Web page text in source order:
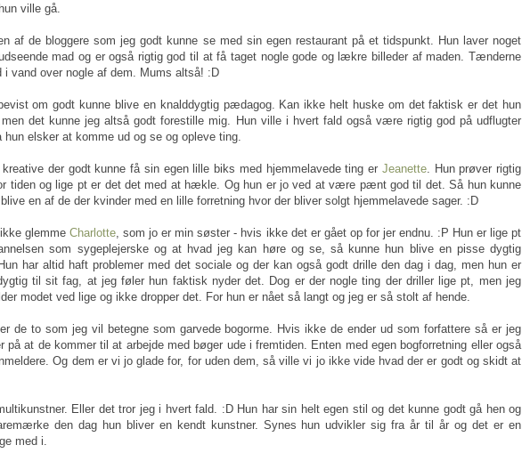
ville gå.
af de bloggere som jeg godt kunne se med sin egen restaurant på et tidspunkt. Hun laver noget
mad og er også rigtig god til at få taget nogle gode og lækre billeder af maden. Tænderne
i vand over nogle af dem. Mums altså! :D
om godt kunne blive en knalddygtig pædagog. Kan ikke helt huske om det faktisk er det hun
det kunne jeg altså godt forestille mig. Hun ville i hvert fald også være rigtig god på udflugter
hun elsker at komme ud og se og opleve ting.
der godt kunne få sin egen lille biks med hjemmelavede ting er Jeanette. Hun prøver rigtig
tiden og lige pt er det det med at hækle. Og hun er jo ved at være pænt god til det. Så hun kunne
en af de der kvinder med en lille forretning hvor der bliver solgt hjemmelavede sager. :D
glemmeCharlotte , som jo er min søster - hvis ikke det er gået op for jer endnu. :P Hun er lige pt
som sygeplejerske og at hvad jeg kan høre og se, så kunne hun blive en pisse dygtig
har altid haft problemer med det sociale og der kan også godt drille den dag i dag, men hun er
til sit fag, at jeg føler hun faktisk nyder det. Dog er der nogle ting der driller lige pt, men jeg
modet ved lige og ikke dropper det. For hun er nået så langt og jeg er så stolt af hende.
de to som jeg vil betegne som garvede bogorme. Hvis ikke de ender ud som forfattere så er jeg
på at de kommer til at arbejde med bøger ude i fremtiden. Enten med egen bogforretning eller også
Og dem er vi jo glade for, for uden dem, så ville vi jo ikke vide hvad der er godt og skidt at
Eller det tror jeg i hvert fald. :D Hun har sin helt egen stil og det kunne godt gå hen og
den dag hun bliver en kendt kunstner. Synes hun udvikler sig fra år til år og det er en
med i.